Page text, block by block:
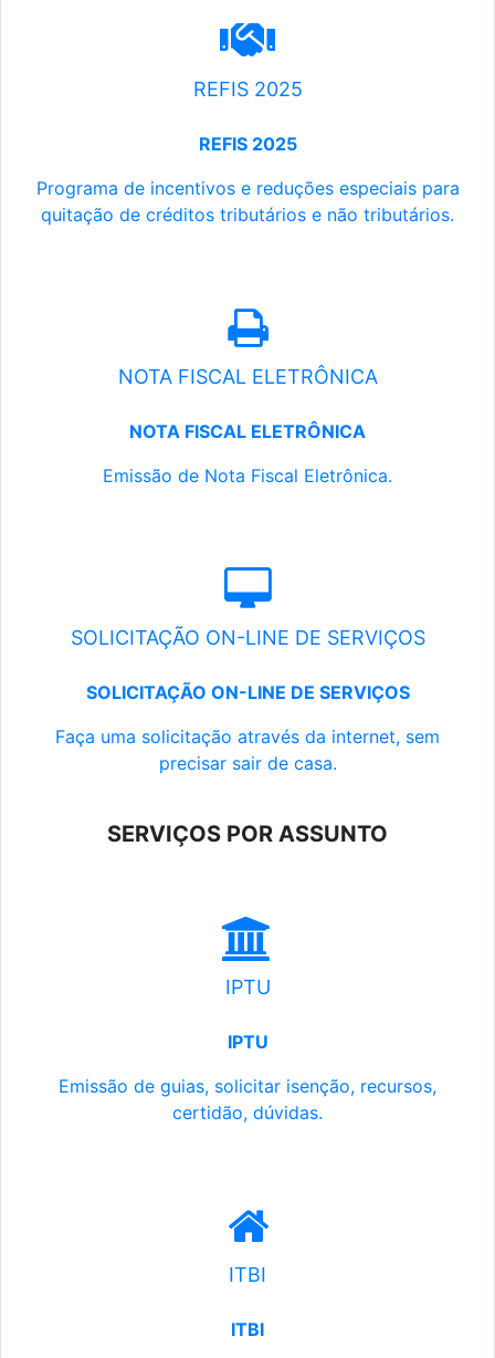
REFIS 2025
REFIS 2025
Programa de incentivos e reduções especiais para
quitação de créditos tributários e não tributários.
NOTA FISCAL ELETRÔNICA
NOTA FISCAL ELETRÔNICA
Emissão de Nota Fiscal Eletrônica.
SOLICITAÇÃO ON-LINE DE SERVIÇOS
SOLICITAÇÃO ON-LINE DE SERVIÇOS
Faça uma solicitação através da internet, sem
precisar sair de casa.
SERVIÇOS POR ASSUNTO
IPTU
IPTU
Emissão de guias, solicitar isenção, recursos,
certidão, dúvidas.
ITBI
ITBI